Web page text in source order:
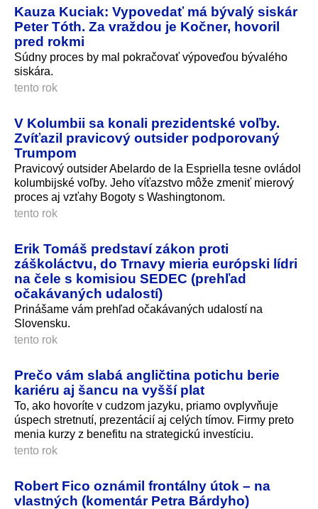
Kauza Kuciak: Vypovedať má bývalý siskár
Peter Tóth. Za vraždou je Kočner, hovoril
pred rokmi
Súdny proces by mal pokračovať výpoveďou bývalého
siskára.
tento rok
V Kolumbii sa konali prezidentské voľby.
Zvíťazil pravicový outsider podporovaný
Trumpom
Pravicový outsider Abelardo de la Espriella tesne ovládol
kolumbijské voľby. Jeho víťazstvo môže zmeniť mierový
proces aj vzťahy Bogoty s Washingtonom.
tento rok
Erik Tomáš predstaví zákon proti
záškoláctvu, do Trnavy mieria európski lídri
na čele s komisiou SEDEC (prehľad
očakávaných udalostí)
Prinášame vám prehľad očakávaných udalostí na
Slovensku.
tento rok
Prečo vám slabá angličtina potichu berie
kariéru aj šancu na vyšší plat
To, ako hovoríte v cudzom jazyku, priamo ovplyvňuje
úspech stretnutí, prezentácií aj celých tímov. Firmy preto
menia kurzy z benefitu na strategickú investíciu.
tento rok
Robert Fico oznámil frontálny útok – na
vlastných (komentár Petra Bárdyho)